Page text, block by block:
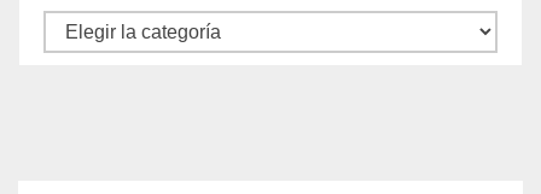
Categorías